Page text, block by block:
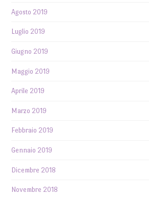
Agosto 2019
Luglio 2019
Giugno 2019
Maggio 2019
Aprile 2019
Marzo 2019
Febbraio 2019
Gennaio 2019
Dicembre 2018
Novembre 2018